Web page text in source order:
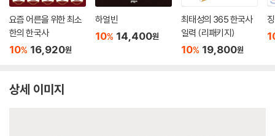
요즘 어른을 위한 최소
한의 한국사
10% 16,920원
하얼빈
10% 14,400원
최태성의 365 한국사
일력 (리패키지)
10% 19,800원
상세 이미지